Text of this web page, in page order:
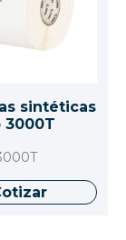
sintéticas
3000T